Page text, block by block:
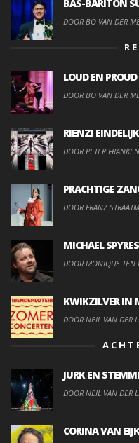
BAS-BARITON
DOOR BO VAN DER
LOUD EN
DOOR BO VAN DER
RIENZI
DOOR PETER FRANKEN
PRACHTIGE
DOOR FRANZ
MICHAEL
DOOR MONIQUE TEN
KWIKZILVER IN
DOOR NEIL VAN DER
JURK EN
DOOR NEIL VAN DER
CORINA VAN